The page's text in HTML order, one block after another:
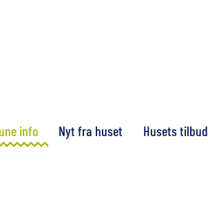
info Nyt fra huset Husets tilbud